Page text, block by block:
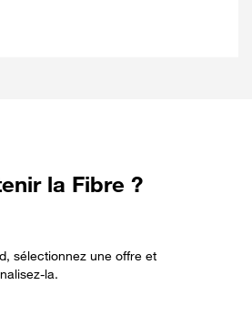
la Fibre ?
sélectionnez une offre et
la.